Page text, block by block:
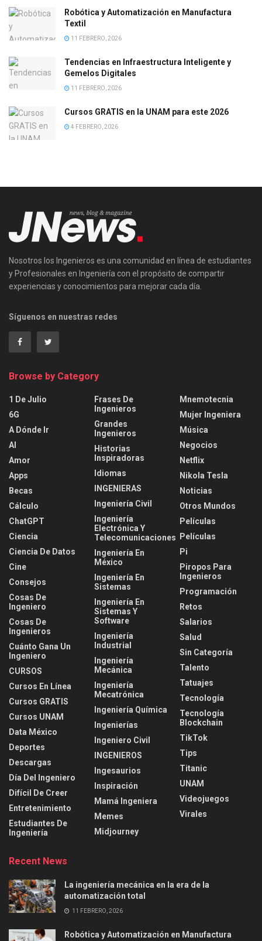
Robótica y Automatización en Manufactura
Textil
11 FEBRERO, 2026
Tendencias en Infraestructura Inteligente y
Gemelos Digitales
11 FEBRERO, 2026
Cursos GRATIS en la UNAM para este 2026
4 FEBRERO, 2026
Nosotros los Ingenieros es una comunidad en línea de estudiantes
y Profesionales en Ingeniería con el propósito de compartir
experiencias y conocimientos para mejorar cada día.
Síguenos en nuestras redes
Browse by Category
1 De Julio
6G
A Dónde Ir
AI
Amor
Apps
Becas
Cálculo
ChatGPT
Ciencia
Ciencia De Datos
Cine
Consejos
Cosas De
Ingeniero
Cosas De
Ingenieros
Cuánto Gana Un
Ingeniero
CURSOS
Cursos En Línea
Cursos GRATIS
Cursos UNAM
Data México
Deportes
Descargas
Día Del Ingeniero
Difícil De Creer
Entretenimiento
Estudiantes De
Ingeniería
Frases De
Ingenieros
Grandes
Ingenieros
Historias
Inspiradoras
Idiomas
INGENIERAS
Ingeniería Civil
Ingeniería
Electrónica Y
Telecomunicaciones
Ingeniería En
México
Ingeniería En
Sistemas
Ingeniería En
Sistemas Y
Software
Ingeniería
Industrial
Ingeniería
Mecánica
Ingeniería
Mecatrónica
Ingeniería Química
Ingenierías
Ingeniero Civil
INGENIEROS
Ingesaurios
Inspiración
Mamá Ingeniera
Memes
Midjourney
Mnemotecnia
Mujer Ingeniera
Música
Negocios
Netflix
Nikola Tesla
Noticias
Otros Mundos
Películas
Películas
Pi
Piropos Para
Ingenieros
Programación
Retos
Salarios
Salud
Sin Categoría
Talento
Tatuajes
Tecnología
Tecnología
Blockchain
TikTok
Tips
Titanic
UNAM
Videojuegos
Virales
Recent News
La ingeniería mecánica en la era de la
automatización total
11 FEBRERO, 2026
Robótica y Automatización en Manufactura